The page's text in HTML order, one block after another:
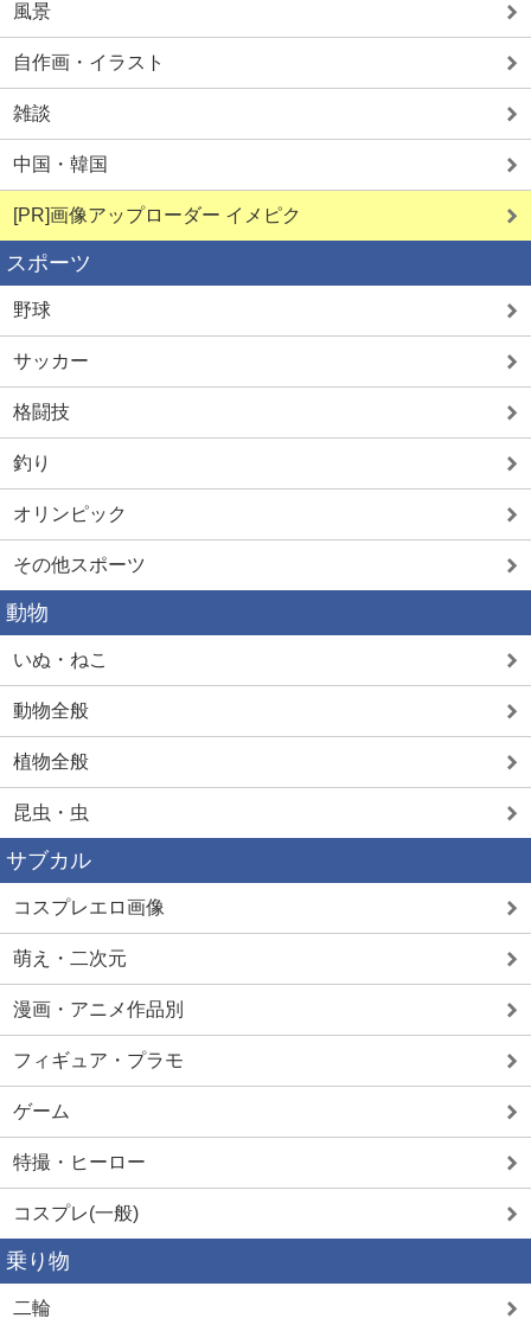
風景
自作画・イラスト
雑談
中国・韓国
[PR]画像アップローダー イメピク
スポーツ
野球
サッカー
格闘技
釣り
オリンピック
その他スポーツ
動物
いぬ・ねこ
動物全般
植物全般
昆虫・虫
サブカル
コスプレエロ画像
萌え・二次元
漫画・アニメ作品別
フィギュア・プラモ
ゲーム
特撮・ヒーロー
コスプレ(一般)
乗り物
二輪